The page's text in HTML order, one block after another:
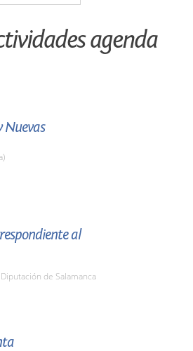
agenda
Nuevas
al
de Salamanca